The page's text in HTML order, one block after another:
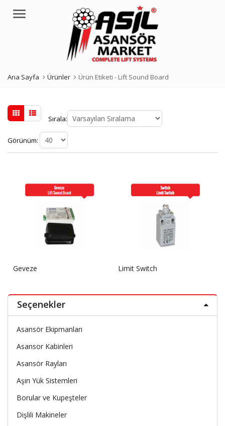
Menü
Ana Sayfa Ürünler Ürün Etiketi - Lift Sound Board
Sırala:
Görünüm:
Geveze Limit Switch
Seçenekler
Asansör Ekipmanları
Asansor Kabinleri
Asansör Rayları
Aşırı Yük Sistemleri
Borular ve Kupeşteler
Dişlili Makineler